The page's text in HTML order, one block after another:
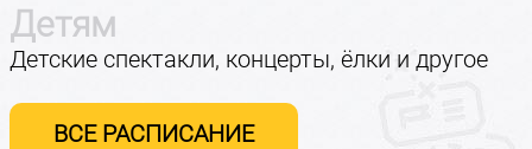
Детям
Детские спектакли, концерты, ёлки и другое
ВСЕ РАСПИСАНИЕ